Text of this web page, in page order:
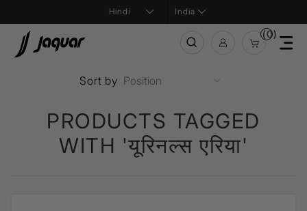
India
(0)
PRODUCTS TAGGED
WITH 'यूरिनल्स एरिया'
Sort by